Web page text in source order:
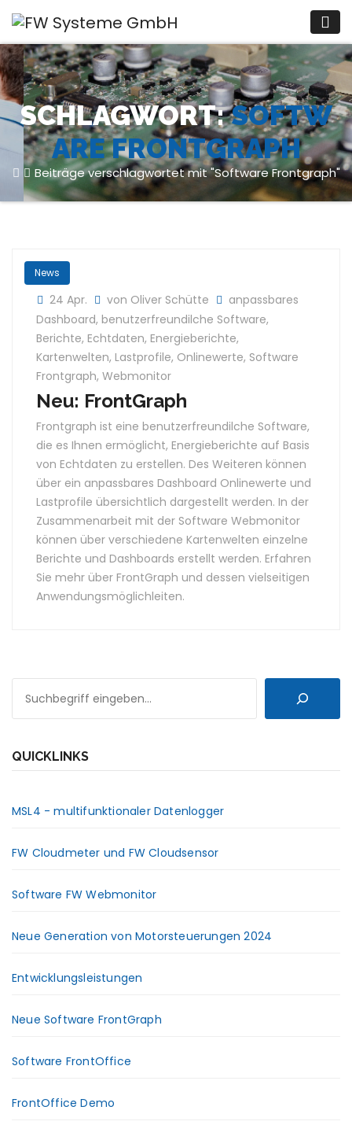
Inhalt
springen
SCHLAGWORT:SOFTW
ARE FRONTGRAPH
Beiträge verschlagwortet mit "Software Frontgraph"
News
24 Apr. von Oliver Schütte
anpassbares
Dashboard, benutzerfreundilche Software,
Berichte, Echtdaten, Energieberichte,
Kartenwelten, Lastprofile, Onlinewerte, Software
Frontgraph, Webmonitor
Neu: FrontGraph
Frontgraph ist eine benutzerfreundilche Software,
die es Ihnen ermöglicht, Energieberichte auf Basis
von Echtdaten zu erstellen. Des Weiteren können
über ein anpassbares Dashboard Onlinewerte und
Lastprofile übersichtlich dargestellt werden. In der
Zusammenarbeit mit der Software Webmonitor
können über verschiedene Kartenwelten einzelne
Berichte und Dashboards erstellt werden. Erfahren
Sie mehr über FrontGraph und dessen vielseitigen
Anwendungsmöglichleiten.
QUICKLINKS
MSL4 - multifunktionaler Datenlogger
FW Cloudmeter und FW Cloudsensor
Software FW Webmonitor
Neue Generation von Motorsteuerungen 2024
Entwicklungsleistungen
Neue Software FrontGraph
Software FrontOffice
FrontOffice Demo